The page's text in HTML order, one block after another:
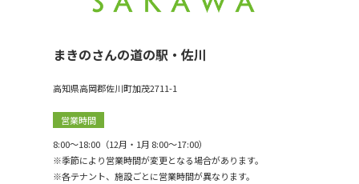
まきのさんの道の駅・佐川
高知県高岡郡佐川町加茂2711-1
営業時間
8:00〜18:00（12月・1月 8:00〜17:00）
※季節により営業時間が変更となる場合があります。
※各テナント、施設ごとに営業時間が異なります。